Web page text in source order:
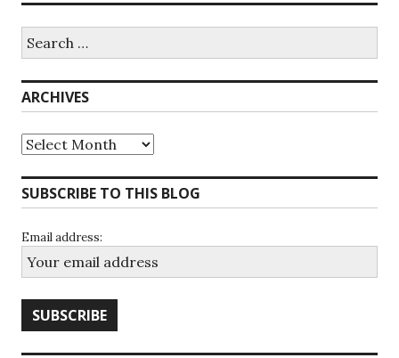
for:
ARCHIVES
Archives
SUBSCRIBE TO THIS BLOG
Email address: